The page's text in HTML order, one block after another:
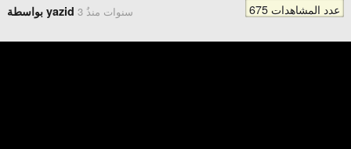
بواسطة yazid 3 سنوات منذُ 675 عدد المشاهدات